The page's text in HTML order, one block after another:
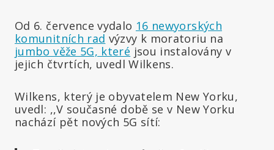
Od 6. července vydalo 16 newyorských
komunitních rad výzvy k moratoriu na
jumbo věže 5G, které jsou instalovány v
jejich čtvrtích, uvedl Wilkens.
Wilkens, který je obyvatelem New Yorku,
uvedl: ,,V současné době se v New Yorku
nachází pět nových 5G sítí: